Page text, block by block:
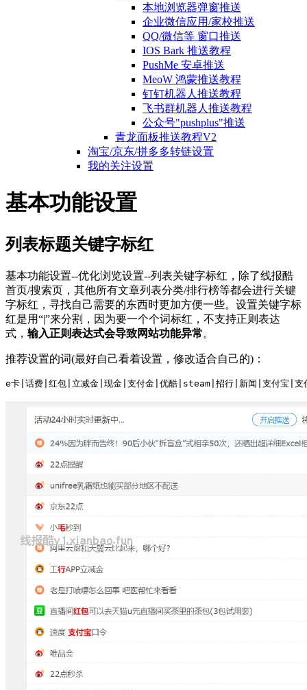
本地浏览器弹窗推送
企业微信应用/家校推送
QQ/微信等 窗口推送
IOS Bark 推送教程
PushMe 安卓推送
MeoW 鸿蒙推送教程
钉钉机器人推送教程
飞书群机器人推送教程
公众号"pushplus"推送
青龙面板推送教程V2
淘宝/京东/拼多多转链设置
我的关注设置
基本功能设置
列表标题关键字标红
基本功能设置--优化浏览设置--列表关键字标红，除了线报酷
首页/搜索页，其他所有文章列表分类/排行榜等都会进行关键
字标红，寻找自己需要的东西时更加方便一些。设置关键字标
红是用“|”来分割，因为要一个个词标红，不支持正则表达
式， 输入正则表达式会导致网站功能异常。
推荐设置的词(最好自己看着设置，修改适合自己的)：
e卡|话费|红包|立减金|现金|支付金|优酷|steam|招行|新闻|支付宝|